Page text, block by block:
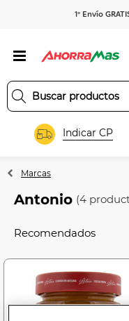
1º Envío
Indicar CP
Marcas
Antonio (4